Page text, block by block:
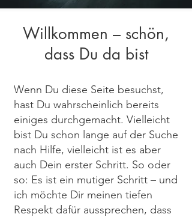
Willkommen – schön,
dass Du da bist
Wenn Du diese Seite besuchst,
hast Du wahrscheinlich bereits
einiges durchgemacht. Vielleicht
bist Du schon lange auf der Suche
nach Hilfe, vielleicht ist es aber
auch Dein erster Schritt. So oder
so: Es ist ein mutiger Schritt – und
ich möchte Dir meinen tiefen
Respekt dafür aussprechen, dass